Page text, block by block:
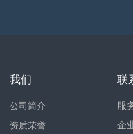
我们
公司简介
资质荣誉
联
服
企